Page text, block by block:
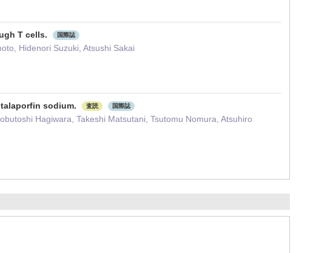
T cells. 国際誌
Hidenori Suzuki, Atsushi Sakai
sodium. 査読 国際誌
Hagiwara, Takeshi Matsutani, Tsutomu Nomura, Atsuhiro